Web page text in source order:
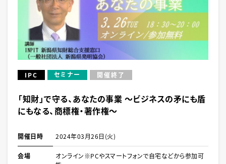
IPC セミナー 開催終了
「知財」で守る、あなたの事業 ～ビジネスの矛にも盾
にもなる、商標権・著作権～
開催日時 2024年03月26日(火)
会場
オンライン※PCやスマートフォンで自宅などから参加可